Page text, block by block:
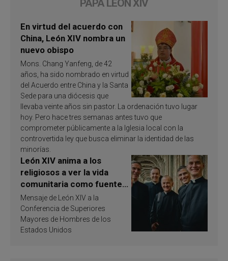
PAPA LEÓN XIV
En virtud del acuerdo con
China, León XIV nombra un
nuevo obispo
Mons. Chang Yanfeng, de 42
años, ha sido nombrado en virtud
del Acuerdo entre China y la Santa
Sede para una diócesis que
llevaba veinte años sin pastor. La ordenación tuvo lugar
hoy. Pero hace tres semanas antes tuvo que
comprometer públicamente a la Iglesia local con la
controvertida ley que busca eliminar la identidad de las
minorías.
León XIV anima a los
religiosos a ver la vida
comunitaria como fuente
de inspiración y
santificación
Mensaje de León XIV a la
Conferencia de Superiores
Mayores de Hombres de los
Estados Unidos